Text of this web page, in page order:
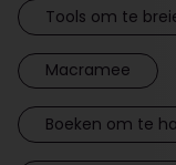
Tools om te
Macramee
Boeken om te